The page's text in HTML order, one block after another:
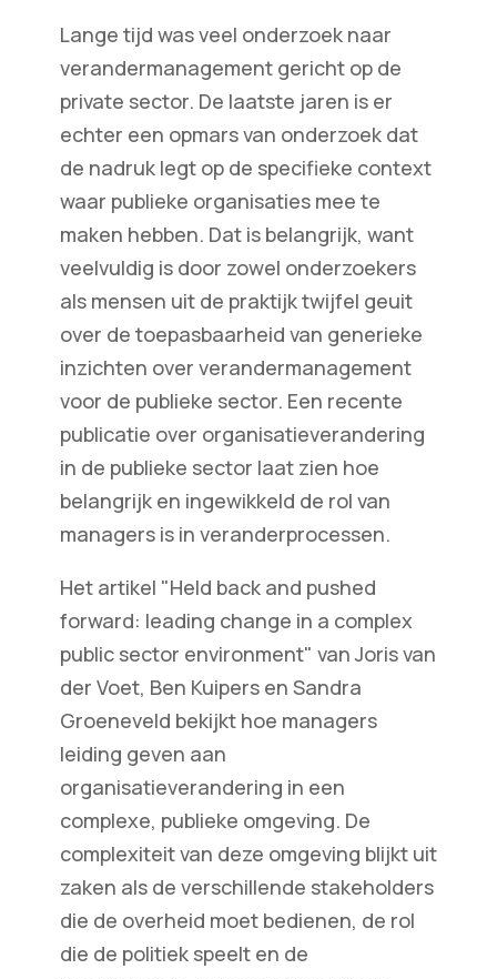
Lange tijd was veel onderzoek naar
verandermanagement gericht op de
private sector. De laatste jaren is er
echter een opmars van onderzoek dat
de nadruk legt op de specifieke context
waar publieke organisaties mee te
maken hebben. Dat is belangrijk, want
veelvuldig is door zowel onderzoekers
als mensen uit de praktijk twijfel geuit
over de toepasbaarheid van generieke
inzichten over verandermanagement
voor de publieke sector. Een recente
publicatie over organisatieverandering
in de publieke sector laat zien hoe
belangrijk en ingewikkeld de rol van
managers is in veranderprocessen.
Het artikel "Held back and pushed
forward: leading change in a complex
public sector environment" van Joris van
der Voet, Ben Kuipers en Sandra
Groeneveld bekijkt hoe managers
leiding geven aan
organisatieverandering in een
complexe, publieke omgeving. De
complexiteit van deze omgeving blijkt uit
zaken als de verschillende stakeholders
die de overheid moet bedienen, de rol
die de politiek speelt en de